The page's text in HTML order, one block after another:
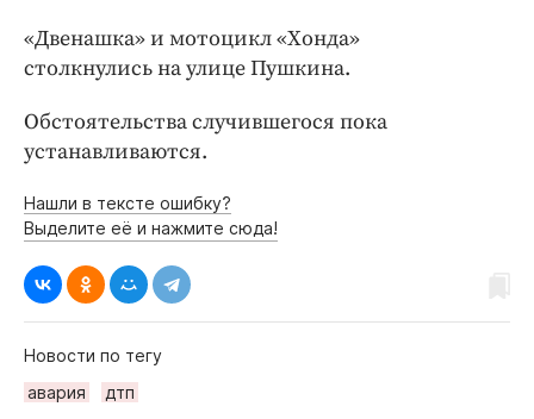
«Двенашка» и мотоцикл «Хонда»
столкнулись на улице Пушкина.
Обстоятельства случившегося пока
устанавливаются.
Нашли в тексте ошибку?
Выделите её и нажмите сюда!
Новости по тегу
авария
дтп